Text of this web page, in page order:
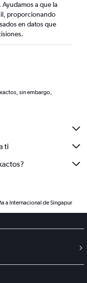
a que la
proporcionando
en datos que
sin embargo,
ti
a Internacional de Singapur